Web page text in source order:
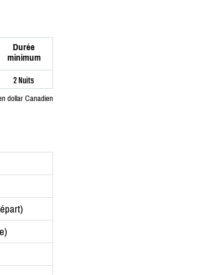
Durée
minimum
2 Nuits
dollar Canadien